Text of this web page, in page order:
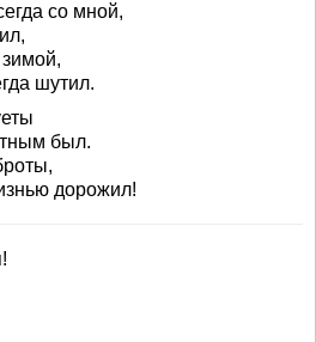
со мной,
шутил.
был.
дорожил!